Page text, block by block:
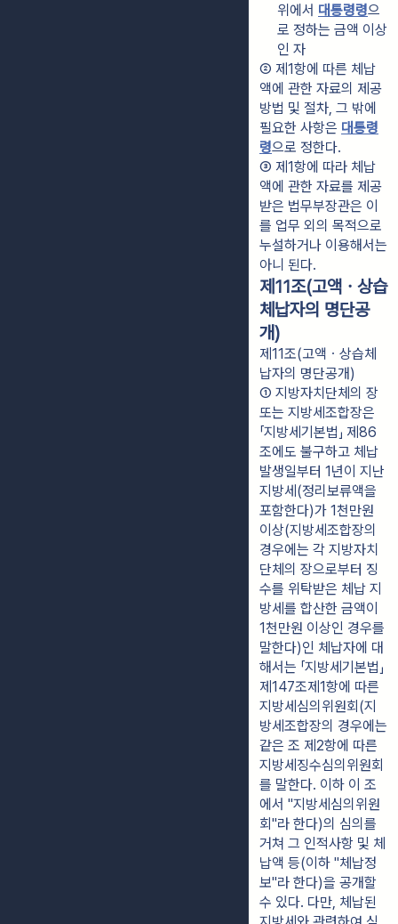
위에서 대통령령으
로 정하는 금액 이상
인 자
② 제1항에 따른 체납
액에 관한 자료의 제공
방법 및 절차, 그 밖에
필요한 사항은 대통령
령으로 정한다.
③ 제1항에 따라 체납
액에 관한 자료를 제공
받은 법무부장관은 이
를 업무 외의 목적으로
누설하거나 이용해서는
아니 된다.
제11조(고액ㆍ상습
체납자의 명단공
개)
제11조(고액ㆍ상습체
납자의 명단공개)
① 지방자치단체의 장
또는 지방세조합장은
「지방세기본법」 제86
조에도 불구하고 체납
발생일부터 1년이 지난
지방세(정리보류액을
포함한다)가 1천만원
이상(지방세조합장의
경우에는 각 지방자치
단체의 장으로부터 징
수를 위탁받은 체납 지
방세를 합산한 금액이
1천만원 이상인 경우를
말한다)인 체납자에 대
해서는 「지방세기본법」
제147조제1항에 따른
지방세심의위원회(지
방세조합장의 경우에는
같은 조 제2항에 따른
지방세징수심의위원회
를 말한다. 이하 이 조
에서 "지방세심의위원
회"라 한다)의 심의를
거쳐 그 인적사항 및 체
납액 등(이하 "체납정
보"라 한다)을 공개할
수 있다. 다만, 체납된